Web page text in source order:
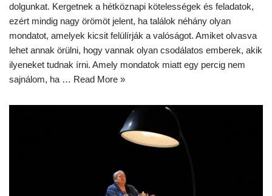
dolgunkat. Kergetnek a hétköznapi kötelességek és feladatok,
ezért mindig nagy örömöt jelent, ha találok néhány olyan
mondatot, amelyek kicsit felülírják a valóságot. Amiket olvasva
lehet annak örülni, hogy vannak olyan csodálatos emberek, akik
ilyeneket tudnak írni. Amely mondatok miatt egy percig nem
sajnálom, ha … Read More »